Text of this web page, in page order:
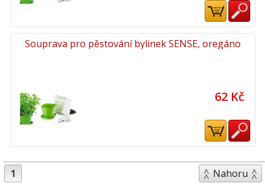
Souprava pro pěstování bylinek SENSE, oregáno
62 Kč
1 Nahoru